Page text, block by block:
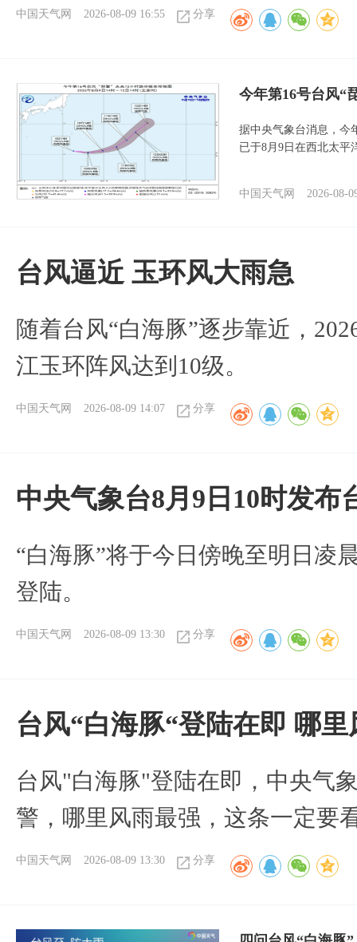
中国天气网 2026-08-09 16:55 分享
今年第16号台风“
据中央气象台消息，今
已于8月9日在西北太平
中国天气网 2026-08-
台风逼近 玉环风大雨急
随着台风“白海豚”逐步靠近，
江玉环阵风达到10级。
中国天气网 2026-08-09 14:07 分享
中央气象台8月9日10时发布
“白海豚”将于今日傍晚至明日凌
登陆。
中国天气网 2026-08-09 13:30 分享
台风“白海豚“登陆在即 哪
台风"白海豚"登陆在即，中央气
警，哪里风雨最强，这条一定要
中国天气网 2026-08-09 13:30 分享